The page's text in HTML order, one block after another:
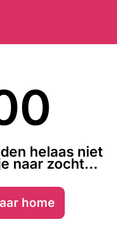
helaas niet
naar zocht...
home